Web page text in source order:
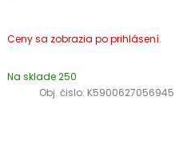
Na sklade 250
Obj. čislo: K5900627056945